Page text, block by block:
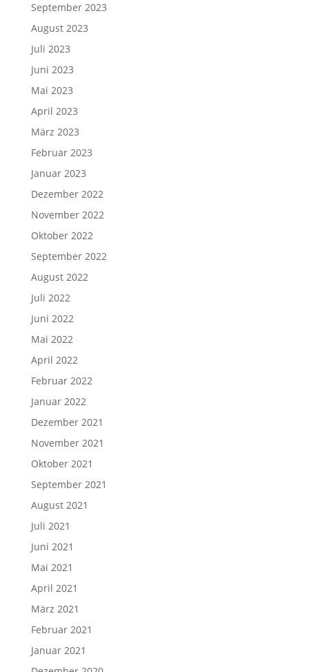
September 2023
August 2023
Juli 2023
Juni 2023
Mai 2023
April 2023
März 2023
Februar 2023
Januar 2023
Dezember 2022
November 2022
Oktober 2022
September 2022
August 2022
Juli 2022
Juni 2022
Mai 2022
April 2022
Februar 2022
Januar 2022
Dezember 2021
November 2021
Oktober 2021
September 2021
August 2021
Juli 2021
Juni 2021
Mai 2021
April 2021
März 2021
Februar 2021
Januar 2021